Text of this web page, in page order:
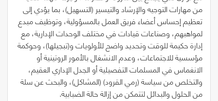
من مهارات التوجيه والإرشاد والتيسير (التسهيل)، بما يؤدي إلى
تعظيم إحساس أعضاء فريق العمل بالمسؤولية، وتوظيف مبدع
لمواهبهم، وصناعات قيادات في مختلف الوحدات الإدارية، مع
إدارة حكيمة للوقت وتحديد واضح للأولويات و(تبجيلها)، وحوكمة
مؤسسية للاجتماعات، وعدم الانشغال بالأمور الروتينية أو
الانغماس في المسلمات التفصيلية أو الجدل الإداري العقيم،
والتخلص من سياسة(رمي القرود)
(المشاكل)، والبحث عن سلة
من الحلول والبدائل لتتمكن من إزالة حالة الضبابية.